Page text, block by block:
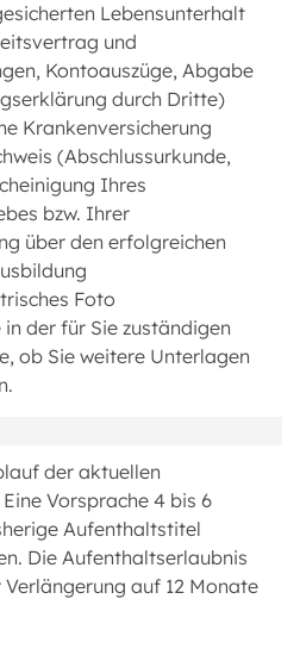
Lebensunterhalt
und
Kontoauszüge, Abgabe
durch Dritte)
Krankenversicherung
(Abschlussurkunde,
Ihres
bzw. Ihrer
über den erfolgreichen
Foto
der für Sie zuständigen
ob Sie weitere Unterlagen
der aktuellen
Vorsprache 4 bis 6
Aufenthaltstitel
Die Aufenthaltserlaubnis
auf 12 Monate